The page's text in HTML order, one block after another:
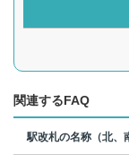
関連するFAQ
駅改札の名称（北、